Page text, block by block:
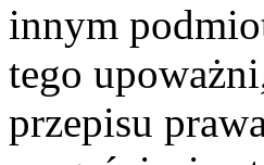
innym
tego
przepisu